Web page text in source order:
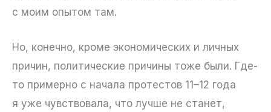
с моим опытом там.
Но, конечно, кроме экономических и личных
причин, политические причины тоже были. Где-
то примерно с начала протестов 11–12 года
я уже чувствовала, что лучше не станет,